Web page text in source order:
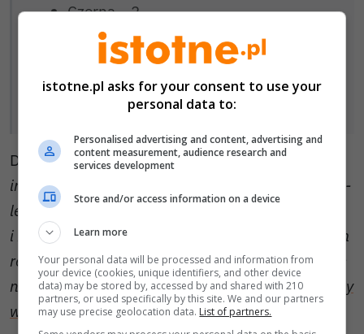
Czerna – 2
Gierałtów – 2
Gmina Osiecznica – 2
Parzyce – 1
Godzieszów – 1.
Druhowie dodają: –We wszystkich tego typu
interwencjach wyjeżdżamy do działań naszym 30-
letnim starem 266. Pomóż nam działać szybciej
i bezpieczniej! Leciwy samochód pożarniczy w tym
roku czeka wymiana. Potrzebujemy już naprawdę
niewiele, abyw naszym garażu stanął nowoczesny
wóz ratowniczo-gaśniczy.
istotne.pl asks for your consent to use your
personal data to:
Personalised advertising and content, advertising and
content measurement, audience research and
services development
Store and/or access information on a device
Learn more
Your personal data will be processed and information from
your device (cookies, unique identifiers, and other device
data) may be stored by, accessed by and shared with 210
partners, or used specifically by this site. We and our partners
may use precise geolocation data. List of partners.